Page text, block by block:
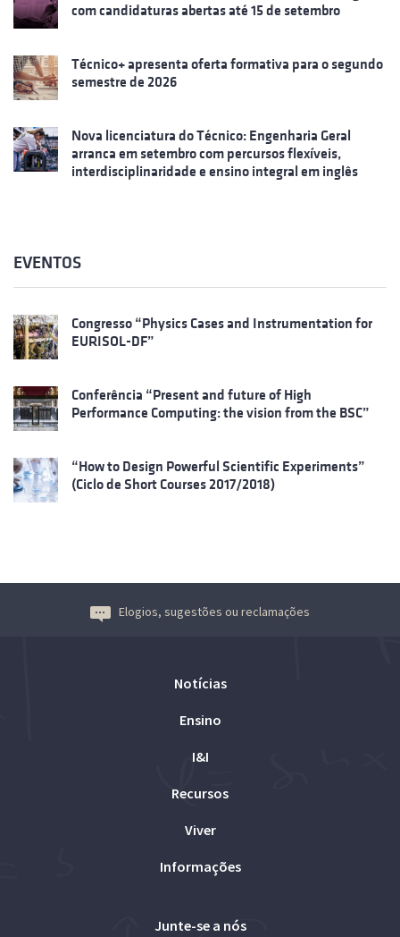
com candidaturas abertas até 15 de setembro
Técnico+ apresenta oferta formativa para o segundo
semestre de 2026
Nova licenciatura do Técnico: Engenharia Geral
arranca em setembro com percursos flexíveis,
interdisciplinaridade e ensino integral em inglês
EVENTOS
Congresso “Physics Cases and Instrumentation for
EURISOL-DF”
Conferência “Present and future of High
Performance Computing: the vision from the BSC”
“How to Design Powerful Scientific Experiments”
(Ciclo de Short Courses 2017/2018)
Elogios, sugestões ou reclamações
Notícias
Ensino
I&I
Recursos
Viver
Informações
Junte-se a nós